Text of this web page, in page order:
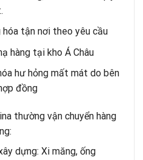
hóa tận nơi theo yêu cầu
hàng tại kho Á Châu
hư hỏng mất mát do bên
đồng
thường vận chuyển hàng
dựng: Xi măng, ống